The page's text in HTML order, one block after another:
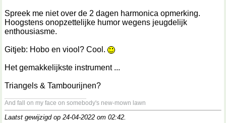
Spreek me niet over de 2 dagen harmonica opmerking.
Hoogstens onopzettelijke humor wegens jeugdelijk
enthousiasme.
Gitjeb: Hobo en viool? Cool.
Het gemakkelijkste instrument ...
Triangels & Tambourijnen?
And fall on my face on somebody's new-mown lawn
Laatst gewijzigd op 24-04-2022 om 02:42.